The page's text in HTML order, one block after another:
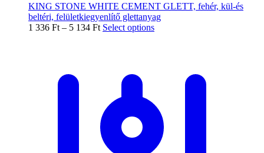
KING STONE WHITE CEMENT GLETT, fehér, kül-és
beltéri, felületkiegyenlítő glettanyag
1 336 Ft – 5 134 Ft Select options